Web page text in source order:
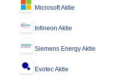
Microsoft Aktie
Infineon Aktie
Siemens Energy Aktie
Evotec Aktie